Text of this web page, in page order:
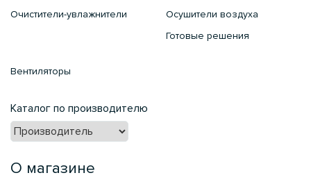
Очистители-увлажнители
Осушители воздуха
Готовые решения
Вентиляторы
Каталог по производителю
О магазине